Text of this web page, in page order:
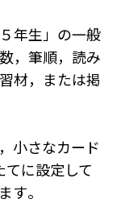
年生」の一般
，筆順，読み
材，または掲
小さなカード
に設定して
す｡